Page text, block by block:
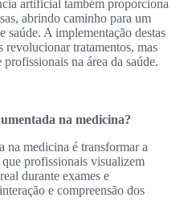
artificial também proporciona
abrindo caminho para um
A implementação destas
revolucionar tratamentos, mas
na área da saúde.
na medicina?
na medicina é transformar a
profissionais visualizem
durante exames e
e compreensão dos